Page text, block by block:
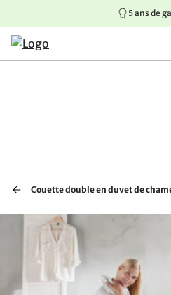
Aller au contenu principal
Aller à la navigation principale
Aller au pied de page
5 ans de
Couette double en duvet de